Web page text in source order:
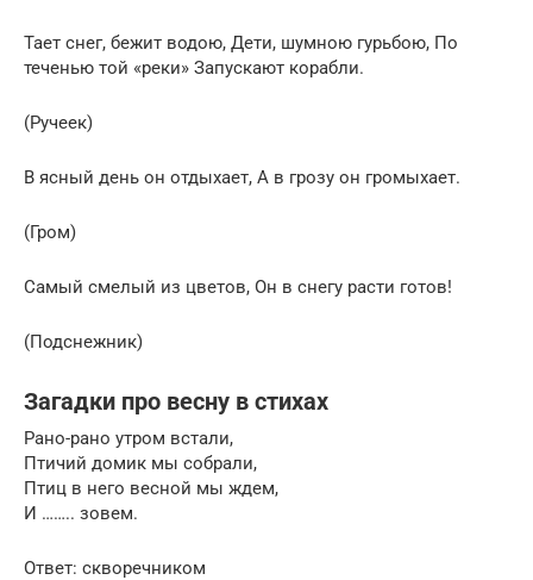
Тает снег, бежит водою, Дети, шумною гурьбою, По
теченью той «реки» Запускают корабли.
(Ручеек)
В ясный день он отдыхает, А в грозу он громыхает.
(Гром)
Самый смелый из цветов, Он в снегу расти готов!
(Подснежник)
Загадки про весну в стихах
Рано-рано утром встали,
Птичий домик мы собрали,
Птиц в него весной мы ждем,
И …….. зовем.
Ответ: скворечником